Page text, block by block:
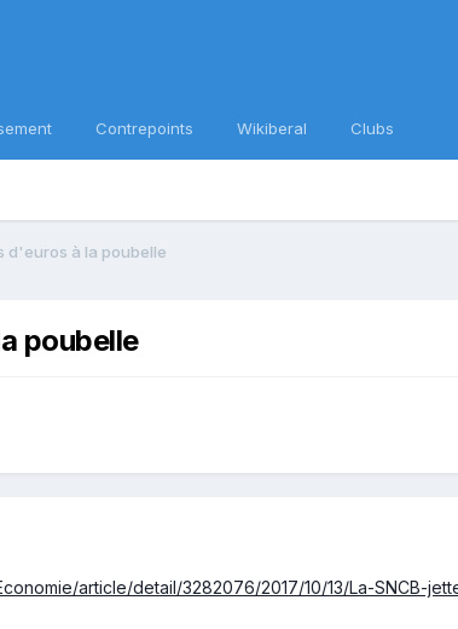
Contrepoints Wikiberal Clubs
d'euros à la poubelle
poubelle
article/detail/3282076/2017/10/13/La-SNCB-